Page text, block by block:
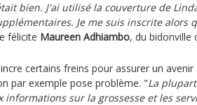
bien. J'ai utilisé la couverture de
Je me suis inscrite alors
félicite Maureen Adhiambo, du bidonville
certains freins pour assurer un avenir
par exemple pose problème. "La
informations sur la grossesse et les